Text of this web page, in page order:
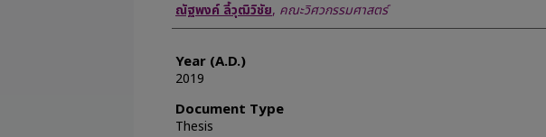
Author
ณัฐพงค์ ลี้วุฒิวิชัย, คณะวิศวกรรมศาสตร์
Year (A.D.)
2019
Document Type
Thesis